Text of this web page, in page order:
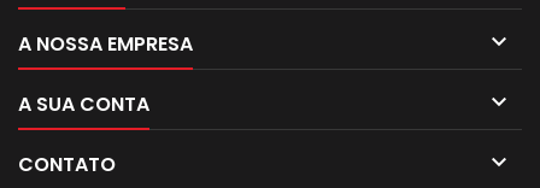
A NOSSA EMPRESA 
A SUA CONTA 
CONTATO 